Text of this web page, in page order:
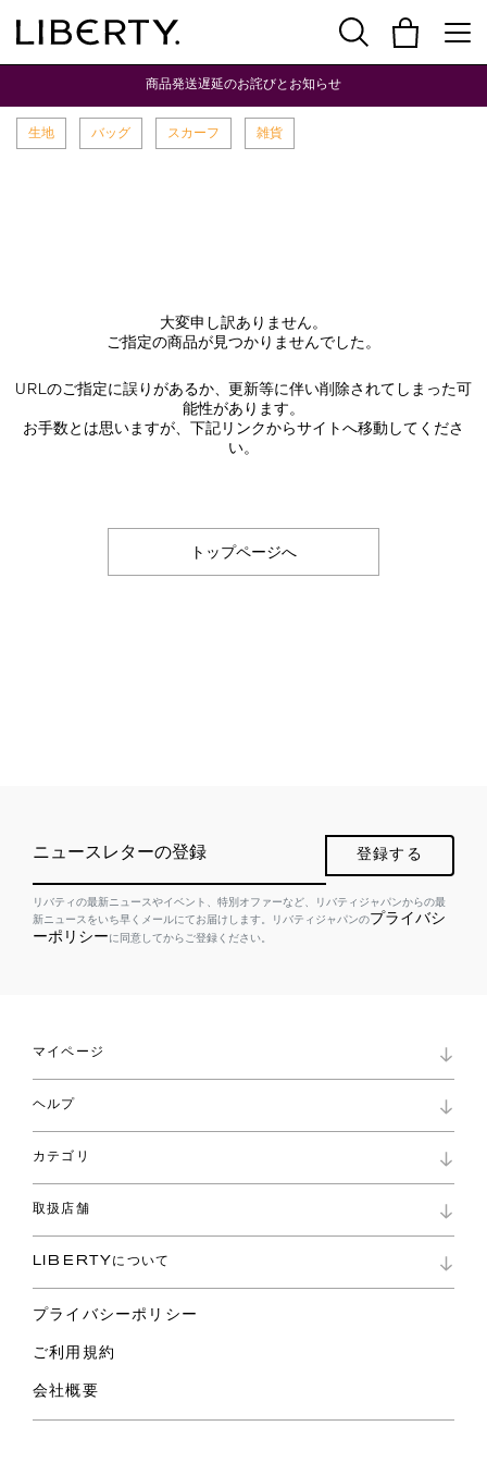
商品発送遅延のお詫びとお知らせ
生地 バッグ スカーフ 雑貨
大変申し訳ありません。
ご指定の商品が見つかりませんでした。
URLのご指定に誤りがあるか、更新等に伴い削除されてしまった可
能性があります。
お手数とは思いますが、下記リンクからサイトへ移動してくださ
い。
トップページへ
ニュースレターの登録 登録する
リバティの最新ニュースやイベント、特別オファーなど、リバティジャパンからの最
新ニュースをいち早くメールにてお届けします。リバティジャパンのプライバシ
ーポリシーに同意してからご登録ください。
マイページ
ロイヤリティプログラム
パスワード再設定
ショッピングバッグ
ヘルプ
お問い合わせ
よくあるご質問
ご利用ガイド
カテゴリ
コレクション
ファブリックス
バッグ
スカーフ
ウェア
ライフスタイル
スペシャル
取扱店舗
リバティ・ファブリックス
LIBERTYについて
プライバシーポリシー
ご利用規約
会社概要